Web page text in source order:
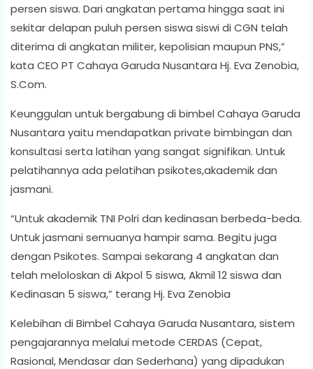
persen siswa. Dari angkatan pertama hingga saat ini
sekitar delapan puluh persen siswa siswi di CGN telah
diterima di angkatan militer, kepolisian maupun PNS,”
kata CEO PT Cahaya Garuda Nusantara Hj. Eva Zenobia,
S.Com.
Keunggulan untuk bergabung di bimbel Cahaya Garuda
Nusantara yaitu mendapatkan private bimbingan dan
konsultasi serta latihan yang sangat signifikan. Untuk
pelatihannya ada pelatihan psikotes,akademik dan
jasmani.
“Untuk akademik TNI Polri dan kedinasan berbeda-beda.
Untuk jasmani semuanya hampir sama. Begitu juga
dengan Psikotes. Sampai sekarang 4 angkatan dan
telah meloloskan di Akpol 5 siswa, Akmil 12 siswa dan
Kedinasan 5 siswa,” terang Hj. Eva Zenobia
Kelebihan di Bimbel Cahaya Garuda Nusantara, sistem
pengajarannya melalui metode CERDAS (Cepat,
Rasional, Mendasar dan Sederhana) yang dipadukan